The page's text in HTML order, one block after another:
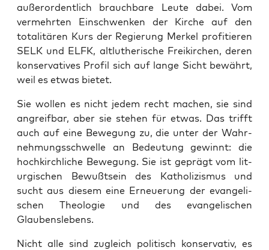
außer­or­dent­lich brauch­ba­re Leu­te dabei. Vom
ver­mehr­ten Ein­schwen­ken der Kir­che auf den
tota­li­tä­ren Kurs der Regie­rung Mer­kel pro­fi­tie­ren
SELK und ELFK, alt­lu­the­ri­sche Frei­kir­chen, deren
kon­ser­va­ti­ves Pro­fil sich auf lan­ge Sicht bewährt,
weil es etwas bietet.
Sie wol­len es nicht jedem recht machen, sie sind
angreif­bar, aber sie ste­hen für etwas. Das trifft
auch auf eine Bewe­gung zu, die unter der Wahr­
neh­mungs­schwel­le an Bedeu­tung gewinnt: die
hoch­kirch­li­che Bewe­gung. Sie ist geprägt vom lit­
ur­gi­schen Bewußt­sein des Katho­li­zis­mus und
sucht aus die­sem eine Erneue­rung der evan­ge­li­
schen Theo­lo­gie und des evan­ge­li­schen
Glaubenslebens.
Nicht alle sind zugleich poli­tisch kon­ser­va­tiv, es